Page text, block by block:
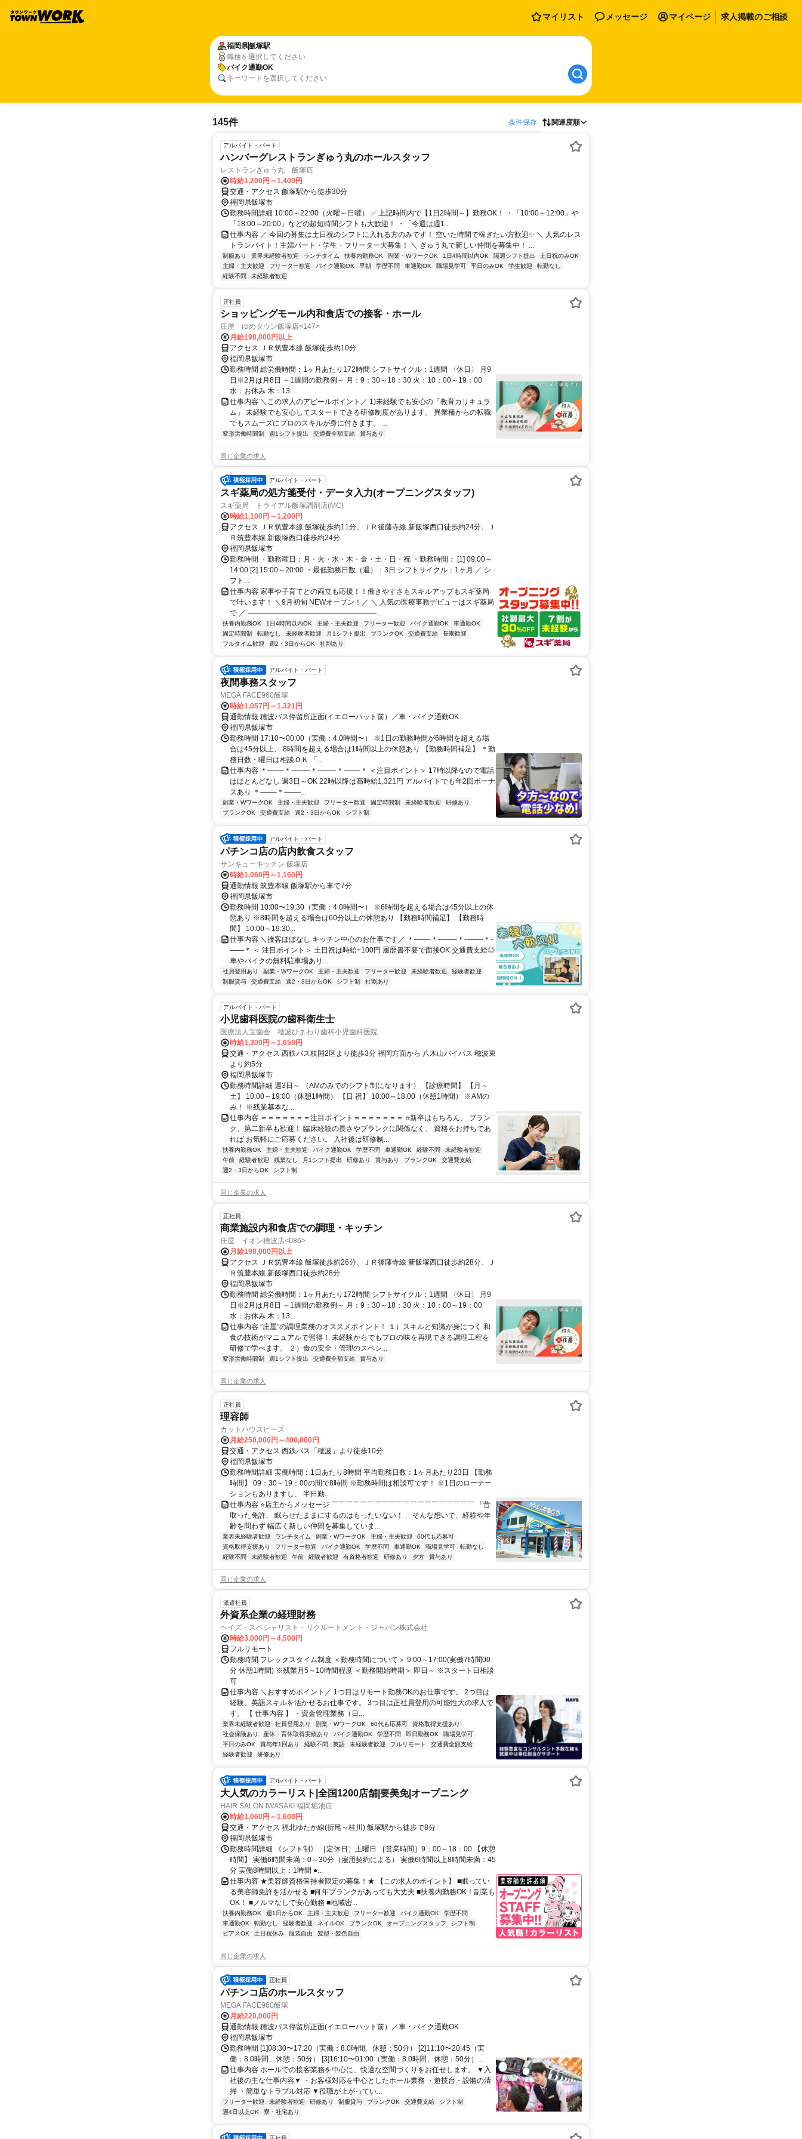
マイリスト メッセージ マイページ 求人掲載のご相談
福岡県飯塚駅
職種を選択してください
バイク通勤OK
キーワードを選択してください
145件 条件保存 関連度順
アルバイト・パート
ハンバーグレストランぎゅう丸のホールスタッフ
レストランぎゅう丸 飯塚店
時給1,200円～1,400円
交通・アクセス 飯塚駅から徒歩30分
福岡県飯塚市
勤務時間詳細 10:00～22:00（火曜～日曜） ✅ 上記時間内で【1日2時間～】勤務OK！ ・「10:00～12:00」や
「18:00～20:00」などの超短時間シフトも大歓迎！ ・「今週は週1...
仕事内容 ／ 今回の募集は土日祝のシフトに入れる方のみです！ 空いた時間で稼ぎたい方歓迎✨ ＼ 人気のレス
トランバイト！主婦パート・学生・フリーター大募集！ ＼ ぎゅう丸で新しい仲間を募集中！ ...
制服あり 業界未経験者歓迎 ランチタイム 扶養内勤務OK 副業・WワークOK 1日4時間以内OK 隔週シフト提出
土日祝のみOK
主婦・主夫歓迎
フリーター歓迎 バイク通勤OK 早朝 学歴不問 車通勤OK 職場見学可 平日のみOK 学生歓迎
転勤なし
経験不問
未経験者歓迎
正社員
ショッピングモール内和食店での接客・ホール
庄屋 ゆめタウン飯塚店<147>
月給198,000円以上
アクセス ＪＲ筑豊本線 飯塚徒歩約10分
福岡県飯塚市
勤務時間 総労働時間：1ヶ月あたり172時間 シフトサイクル：1週間 〈休日〉 月9
日※2月は月8日 ～1週間の勤務例～ 月：9：30～18：30 火：10：00～19：00
水：お休み 木：13...
仕事内容 ＼この求人のアピールポイント／ 1)未経験でも安心の「教育カリキュラ
ム」 未経験でも安心してスタートできる研修制度があります。 異業種からの転職
でもスムーズにプロのスキルが身に付きます。 ...
変形労働時間制 週1シフト提出 交通費全額支給 賞与あり
同じ企業の求人
アルバイト・パート
スギ薬局の処方箋受付・データ入力(オープニングスタッフ)
スギ薬局 トライアル飯塚調剤店(MC)
時給1,100円～1,200円
アクセス ＪＲ筑豊本線 飯塚徒歩約11分、ＪＲ後藤寺線 新飯塚西口徒歩約24分、Ｊ
Ｒ筑豊本線 新飯塚西口徒歩約24分
福岡県飯塚市
勤務時間 ・勤務曜日：月・火・水・木・金・土・日・祝 ・勤務時間： [1] 09:00～
14:00 [2] 15:00～20:00 ・最低勤務日数（週）：3日 シフトサイクル：1ヶ月 ／ シ
フト...
仕事内容 家事や子育てとの両立も応援！！働きやすさもスキルアップもスギ薬局
で叶います！ ＼9月初旬 NEWオープン！／ ＼ 人気の医療事務デビューはスギ薬局
で ／ ――――――――――――――――――...
扶養内勤務OK 1日4時間以内OK 主婦・主夫歓迎 フリーター歓迎 バイク通勤OK
車通勤OK
固定時間制
転勤なし 未経験者歓迎 月1シフト提出 ブランクOK 交通費支給
長期歓迎
フルタイム歓迎
週2・3日からOK 社割あり
アルバイト・パート
夜間事務スタッフ
MEGA FACE960飯塚
時給1,057円～1,321円
通勤情報 穂波バス停留所正面(イエローハット前）／車・バイク通勤OK
福岡県飯塚市
勤務時間 17:10〜00:00（実働：4.0時間〜） ※1日の勤務時間が6時間を超える場
合は45分以上、 8時間を超える場合は1時間以上の休憩あり 【勤務時間補足】 ＊勤
務日数・曜日は相談ＯＫ 「...
仕事内容 ＊――-＊-――-＊-――-＊-――＊ ＜注目ポイント＞ 17時以降なので電話
はほとんどなし 週3日～OK 22時以降は高時給1,321円 アルバイトでも年2回ボーナ
スあり ＊――-＊-――...
副業・WワークOK 主婦・主夫歓迎 フリーター歓迎 固定時間制 未経験者歓迎
研修あり
ブランクOK
交通費支給 週2・3日からOK シフト制
アルバイト・パート
パチンコ店の店内飲食スタッフ
サンキューキッチン 飯塚店
時給1,060円～1,160円
通勤情報 筑豊本線 飯塚駅から車で7分
福岡県飯塚市
勤務時間 10:00〜19:30（実働：4.0時間〜） ※6時間を超える場合は45分以上の休
憩あり ※8時間を超える場合は60分以上の休憩あり 【勤務時間補足】 【勤務時
間】 10:00～19:30...
仕事内容 ＼接客ほぼなし キッチン中心のお仕事です／ ＊――-＊-――-＊-――-＊-
――＊ ＜ 注目ポイント＞ 土日祝は時給+100円 履歴書不要で面接OK 交通費支給◎
車やバイクの無料駐車場あり...
社員登用あり 副業・WワークOK 主婦・主夫歓迎 フリーター歓迎 未経験者歓迎
経験者歓迎
制服貸与
交通費支給 週2・3日からOK シフト制 社割あり
アルバイト・パート
小児歯科医院の歯科衛生士
医療法人宝歯会 穂波ひまわり歯科小児歯科医院
時給1,300円～1,650円
交通・アクセス 西鉄バス枝国2区より徒歩3分 福岡方面から 八木山バイパス 穂波東
より約5分
福岡県飯塚市
勤務時間詳細 週3日～ （AMのみでのシフト制になります） 【診療時間】 【月～
土】 10:00～19:00（休憩1時間） 【日 祝】 10:00～18:00（休憩1時間） ※AMの
み！ ※残業基本な...
仕事内容 ＝＝＝＝＝＝＝注目ポイント＝＝＝＝＝＝＝ ⭐新卒はもちろん、 ブラン
ク、第二新卒も歓迎！ 臨床経験の長さやブランクに関係なく、 資格をお持ちであ
れば お気軽にご応募ください。 入社後は研修制...
扶養内勤務OK 主婦・主夫歓迎 バイク通勤OK 学歴不問 車通勤OK 経験不問
未経験者歓迎
午前
経験者歓迎 残業なし 月1シフト提出 研修あり 賞与あり ブランクOK
交通費支給
週2・3日からOK
シフト制
同じ企業の求人
正社員
商業施設内和食店での調理・キッチン
庄屋 イオン穂波店<086>
月給198,000円以上
アクセス ＪＲ筑豊本線 飯塚徒歩約26分、ＪＲ後藤寺線 新飯塚西口徒歩約28分、Ｊ
Ｒ筑豊本線 新飯塚西口徒歩約28分
福岡県飯塚市
勤務時間 総労働時間：1ヶ月あたり172時間 シフトサイクル：1週間 〈休日〉 月9
日※2月は月8日 ～1週間の勤務例～ 月：9：30～18：30 火：10：00～19：00
水：お休み 木：13...
仕事内容 ”庄屋”の調理業務のオススメポイント！ １）スキルと知識が身につく 和
食の技術がマニュアルで習得！ 未経験からでもプロの味を再現できる調理工程を
研修で学べます。 ２）食の安全・管理のスペシ...
変形労働時間制 週1シフト提出 交通費全額支給 賞与あり
同じ企業の求人
正社員
理容師
カットハウスピース
月給250,000円～400,000円
交通・アクセス 西鉄バス「穂波」より徒歩10分
福岡県飯塚市
勤務時間詳細 実働時間：1日あたり8時間 平均勤務日数：1ヶ月あたり23日 【勤務
時間】 09：30～19：00の間で8時間 ※勤務時間は相談可です！ ※1日のローテー
ションもありますし、 半日勤...
仕事内容 ⭐店主からメッセージ ￣￣￣￣￣￣￣￣￣￣￣￣￣￣￣￣￣￣￣￣ 「昔
取った免許、 眠らせたままにするのはもったいない！」 そんな想いで、経験や年
齢を問わず 幅広く新しい仲間を募集していま...
業界未経験者歓迎 ランチタイム 副業・WワークOK 主婦・主夫歓迎
60代も応募可
資格取得支援あり
フリーター歓迎 バイク通勤OK 学歴不問 車通勤OK 職場見学可
転勤なし
経験不問
未経験者歓迎 午前 経験者歓迎 有資格者歓迎 研修あり 夕方 賞与あり
同じ企業の求人
派遣社員
外資系企業の経理財務
ヘイズ・スペシャリスト・リクルートメント・ジャパン株式会社
時給3,000円～4,500円
フルリモート
勤務時間 フレックスタイム制度 ＜勤務時間について＞ 9:00～17:00(実働7時間00
分 休憩1時間) ※残業月5～10時間程度 ＜勤務開始時期＞ 即日～ ※スタート日相談
可
仕事内容 ＼おすすめポイント／ 1つ目はリモート勤務OKのお仕事です。 2つ目は
経験、英語スキルを活かせるお仕事です。 3つ目は正社員登用の可能性大の求人で
す。 【 仕事内容 】 ・資金管理業務（日...
業界未経験者歓迎 社員登用あり 副業・WワークOK 60代も応募可
資格取得支援あり
社会保険あり
産休・育休取得実績あり バイク通勤OK 学歴不問 即日勤務OK
職場見学可
平日のみOK
賞与年1回あり 経験不問 英語 未経験者歓迎 フルリモート
交通費全額支給
経験者歓迎
研修あり
アルバイト・パート
大人気のカラーリスト|全国1200店舗|要美免|オープニング
HAIR SALON IWASAKI 福岡堀池店
時給1,060円～1,600円
交通・アクセス 福北ゆたか線(折尾～桂川) 飯塚駅から徒歩で8分
福岡県飯塚市
勤務時間詳細 《シフト制》 ［定休日］土曜日 ［営業時間］9：00～18：00 【休憩
時間】 実働6時間未満：0～30分（雇用契約による） 実働6時間以上8時間未満：45
分 実働8時間以上：1時間 ●...
仕事内容 ★美容師資格保持者限定の募集！★ 【この求人のポイント】 ■眠ってい
る美容師免許を活かせる ■何年ブランクがあっても大丈夫 ■扶養内勤務OK！副業も
OK！ ■ノルマなしで安心勤務 ■地域密...
扶養内勤務OK 週1日からOK 主婦・主夫歓迎 フリーター歓迎 バイク通勤OK
学歴不問
車通勤OK
転勤なし 経験者歓迎 ネイルOK ブランクOK オープニングスタッフ
シフト制
ピアスOK
土日祝休み 服装自由 髪型・髪色自由
同じ企業の求人
正社員
パチンコ店のホールスタッフ
MEGA FACE960飯塚
月給220,000円
通勤情報 穂波バス停留所正面(イエローハット前）／車・バイク通勤OK
福岡県飯塚市
勤務時間 [1]08:30〜17:20（実働：8.0時間、休憩：50分） [2]11:10〜20:45（実
働：8.0時間、休憩：50分） [3]16:10〜01:00（実働：8.0時間、休憩：50分）...
仕事内容 ホールでの接客業務を中心に、快適な空間づくりをお任せします。 ▼入
社後の主な仕事内容▼ ・お客様対応を中心としたホール業務 ・遊技台・設備の清
掃 ・簡単なトラブル対応 ▼役職が上がってい...
フリーター歓迎 未経験者歓迎 研修あり 制服貸与 ブランクOK 交通費支給
シフト制
週4日以上OK
寮・社宅あり